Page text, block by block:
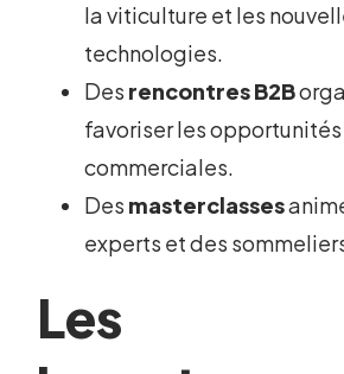
la viticulture et les
technologies.
Des rencontres B2B
favoriser les opportunités
commerciales.
Des masterclasses
experts et des
Les